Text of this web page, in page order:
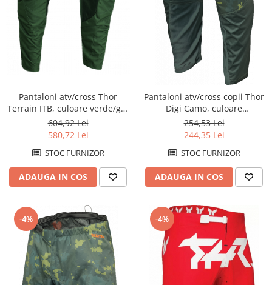
Pantaloni atv/cross Thor
Terrain ITB, culoare verde/gri,
marime 30
604,92 Lei
580,72 Lei
STOC FURNIZOR
ADAUGA IN COS
Pantaloni atv/cross copii Thor
Digi Camo, culoare
verde/camo, marime 18
254,53 Lei
244,35 Lei
STOC FURNIZOR
ADAUGA IN COS
-4% -4%